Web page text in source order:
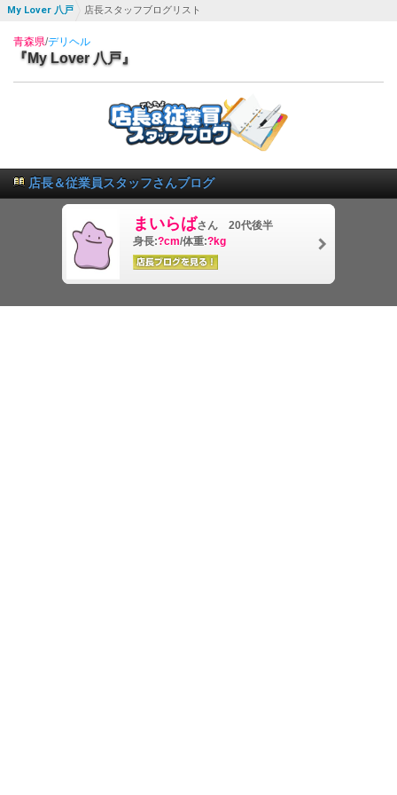
My Lover 八戸 店長スタッフブログリスト
青森県/デリヘル
『My Lover 八戸』
店長＆従業員スタッフさんブログ
まいらばさん 20代後半
身長:?cm/体重:?kg